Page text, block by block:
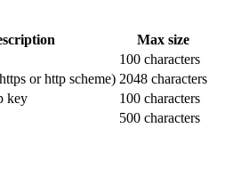
Max size
100 characters
or http scheme) 2048 characters
key
100 characters
500 characters